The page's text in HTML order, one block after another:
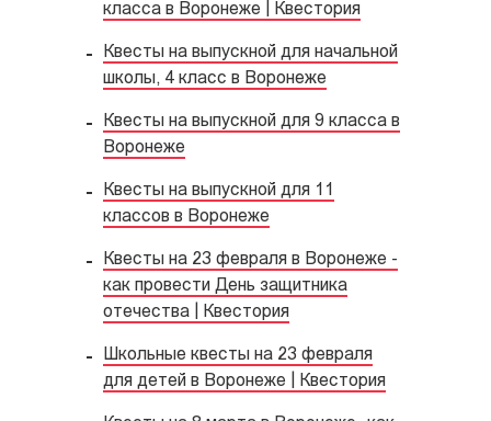
класса в Воронеже | Квестория
Квесты на выпускной для начальной
школы, 4 класс в Воронеже
Квесты на выпускной для 9 класса в
Воронеже
Квесты на выпускной для 11
классов в Воронеже
Квесты на 23 февраля в Воронеже -
как провести День защитника
отечества | Квестория
Школьные квесты на 23 февраля
для детей в Воронеже | Квестория